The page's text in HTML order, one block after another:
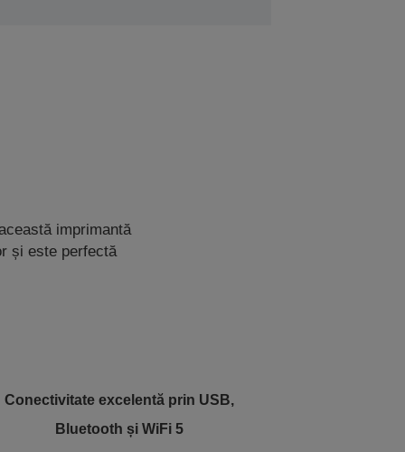
imprimantă
și este perfectă
Conectivitate excelentă prin USB,
Bluetooth și WiFi 5